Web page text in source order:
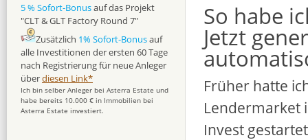
So habe
Jetzt
Früher hatte
Lendermarket
Invest
5 % Sofort-Bonusauf das Projekt
"CLT & GLT Factory Round 7"
Zusätzlich 1% Sofort-Bonusauf
alle Investitionen der ersten 60 Tage
nach Registrierung für neue Anleger
überdiesen Link*
Ich bin selber Anleger bei Asterra Estate und
habe bereits 10.000 € in Immobilien bei
Asterra Estate investiert.